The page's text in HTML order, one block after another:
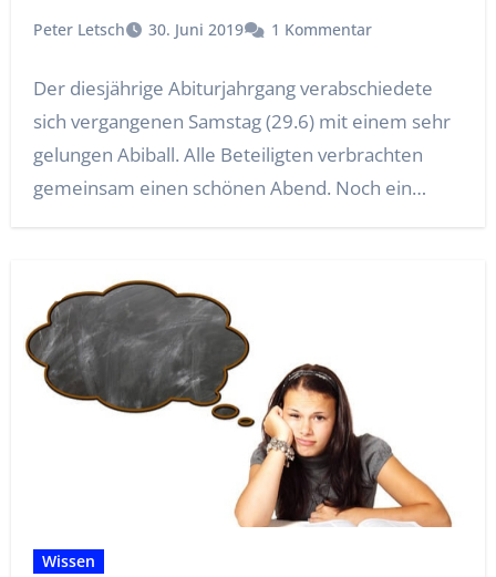
Peter Letsch 30. Juni 2019 1 Kommentar
Der diesjährige Abiturjahrgang verabschiedete
sich vergangenen Samstag (29.6) mit einem sehr
gelungen Abiball. Alle Beteiligten verbrachten
gemeinsam einen schönen Abend. Noch ein…
Wissen